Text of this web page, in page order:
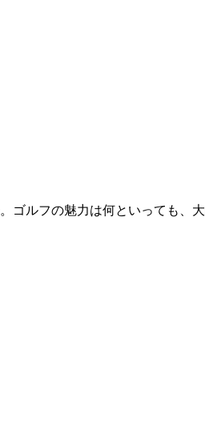
ゴルフの魅力は何といっても、